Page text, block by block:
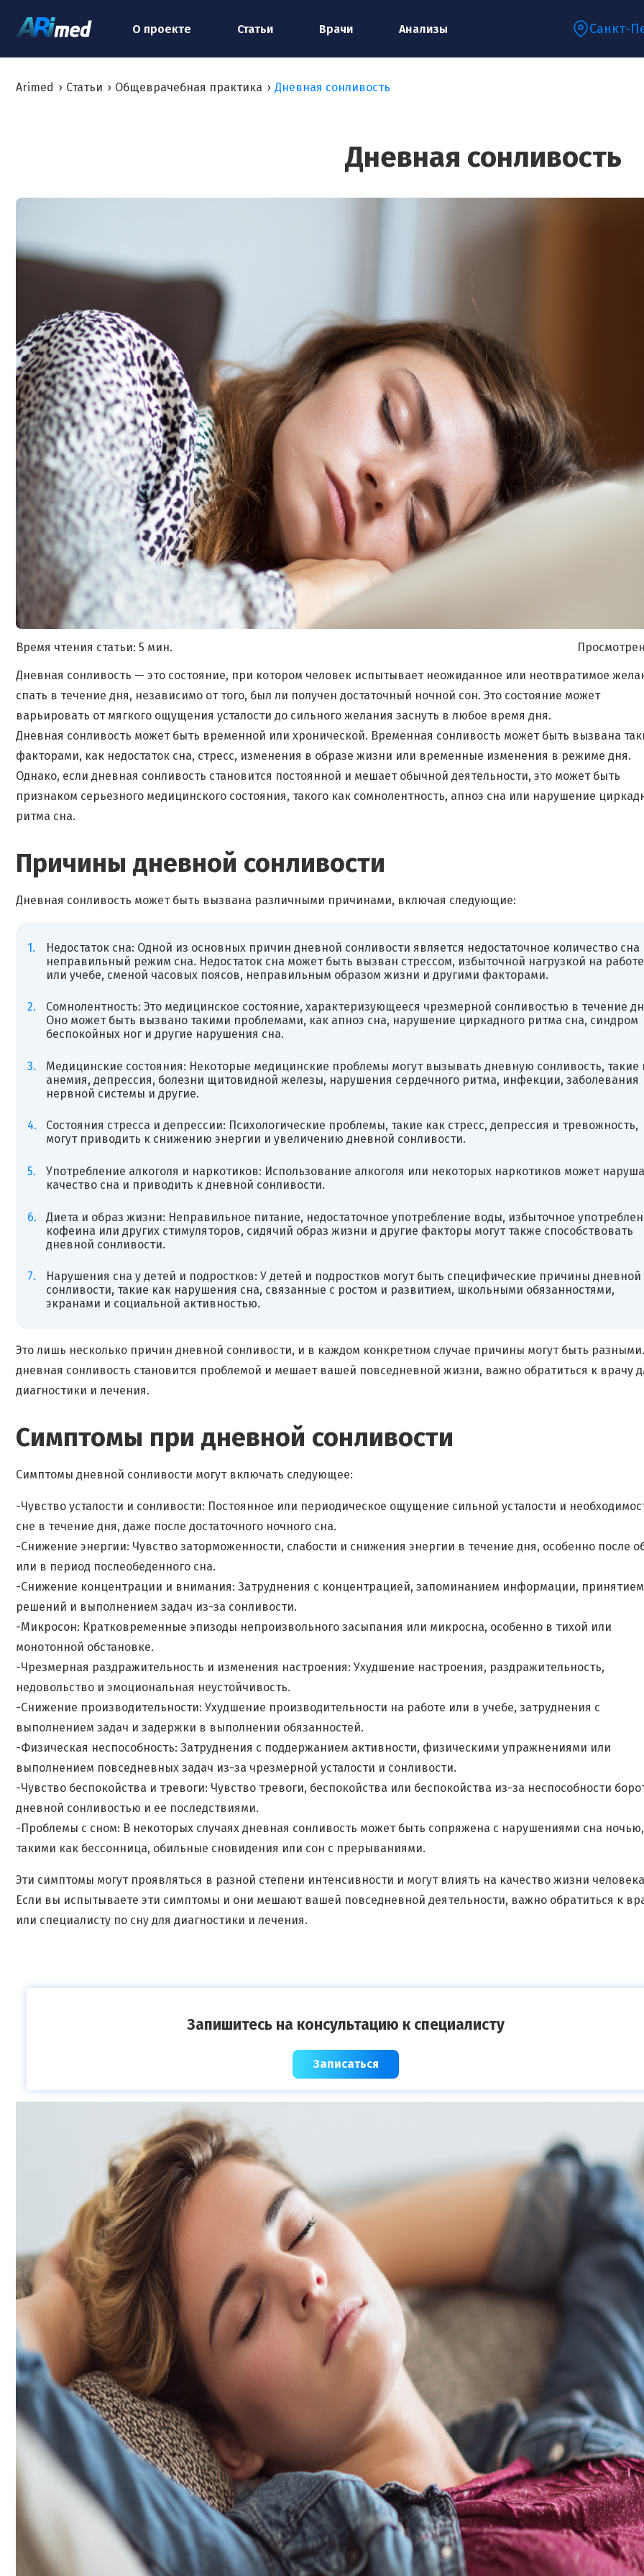
О проекте Статьи Врачи Анализы Санкт-
Arimed › Статьи › Общеврачебная практика › Дневная сонливость
Дневная сонливость
Время чтения статьи: 5 мин.
Дневная сонливость — это состояние, при котором человек испытывает неожиданное или неотвратимое
спать в течение дня, независимо от того, был ли получен достаточный ночной сон. Это состояние может
варьировать от мягкого ощущения усталости до сильного желания заснуть в любое время дня.
Дневная сонливость может быть временной или хронической. Временная сонливость может быть вызвана
факторами, как недостаток сна, стресс, изменения в образе жизни или временные изменения в режиме дня.
Однако, если дневная сонливость становится постоянной и мешает обычной деятельности, это может быть
признаком серьезного медицинского состояния, такого как сомнолентность, апноэ сна или нарушение
ритма сна.
Причины дневной сонливости
Дневная сонливость может быть вызвана различными причинами, включая следующие:
Недостаток сна: Одной из основных причин дневной сонливости является недостаточное количество сна
неправильный режим сна. Недостаток сна может быть вызван стрессом, избыточной нагрузкой на работе
или учебе, сменой часовых поясов, неправильным образом жизни и другими факторами.
Сомнолентность: Это медицинское состояние, характеризующееся чрезмерной сонливостью в течение
Оно может быть вызвано такими проблемами, как апноэ сна, нарушение циркадного ритма сна, синдром
беспокойных ног и другие нарушения сна.
Медицинские состояния: Некоторые медицинские проблемы могут вызывать дневную сонливость, такие
анемия, депрессия, болезни щитовидной железы, нарушения сердечного ритма, инфекции, заболевания
нервной системы и другие.
Состояния стресса и депрессии: Психологические проблемы, такие как стресс, депрессия и тревожность,
могут приводить к снижению энергии и увеличению дневной сонливости.
Употребление алкоголя и наркотиков: Использование алкоголя или некоторых наркотиков может
качество сна и приводить к дневной сонливости.
Диета и образ жизни: Неправильное питание, недостаточное употребление воды, избыточное
кофеина или других стимуляторов, сидячий образ жизни и другие факторы могут также способствовать
дневной сонливости.
Нарушения сна у детей и подростков: У детей и подростков могут быть специфические причины дневной
сонливости, такие как нарушения сна, связанные с ростом и развитием, школьными обязанностями,
экранами и социальной активностью.
Это лишь несколько причин дневной сонливости, и в каждом конкретном случае причины могут быть
дневная сонливость становится проблемой и мешает вашей повседневной жизни, важно обратиться к врачу
диагностики и лечения.
Симптомы при дневной сонливости
Симптомы дневной сонливости могут включать следующее:
-Чувство усталости и сонливости: Постоянное или периодическое ощущение сильной усталости и
сне в течение дня, даже после достаточного ночного сна.
-Снижение энергии: Чувство заторможенности, слабости и снижения энергии в течение дня, особенно после
или в период послеобеденного сна.
-Снижение концентрации и внимания: Затруднения с концентрацией, запоминанием информации, принятием
решений и выполнением задач из-за сонливости.
-Микросон: Кратковременные эпизоды непроизвольного засыпания или микросна, особенно в тихой или
монотонной обстановке.
-Чрезмерная раздражительность и изменения настроения: Ухудшение настроения, раздражительность,
недовольство и эмоциональная неустойчивость.
-Снижение производительности: Ухудшение производительности на работе или в учебе, затруднения с
выполнением задач и задержки в выполнении обязанностей.
-Физическая неспособность: Затруднения с поддержанием активности, физическими упражнениями или
выполнением повседневных задач из-за чрезмерной усталости и сонливости.
-Чувство беспокойства и тревоги: Чувство тревоги, беспокойства или беспокойства из-за неспособности
дневной сонливостью и ее последствиями.
-Проблемы с сном: В некоторых случаях дневная сонливость может быть сопряжена с нарушениями сна ночью,
такими как бессонница, обильные сновидения или сон с прерываниями.
Эти симптомы могут проявляться в разной степени интенсивности и могут влиять на качество жизни
Если вы испытываете эти симптомы и они мешают вашей повседневной деятельности, важно обратиться к
или специалисту по сну для диагностики и лечения.
Запишитесь на консультацию к специалисту
Записаться
Я согласен наобработку моих персональных данных